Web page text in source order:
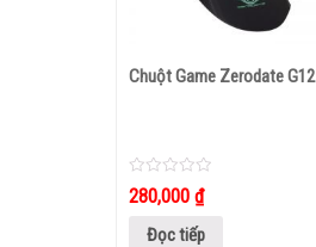
Chuột Game Zerodate G12
0
out
280,000 ₫
Đọc tiếp